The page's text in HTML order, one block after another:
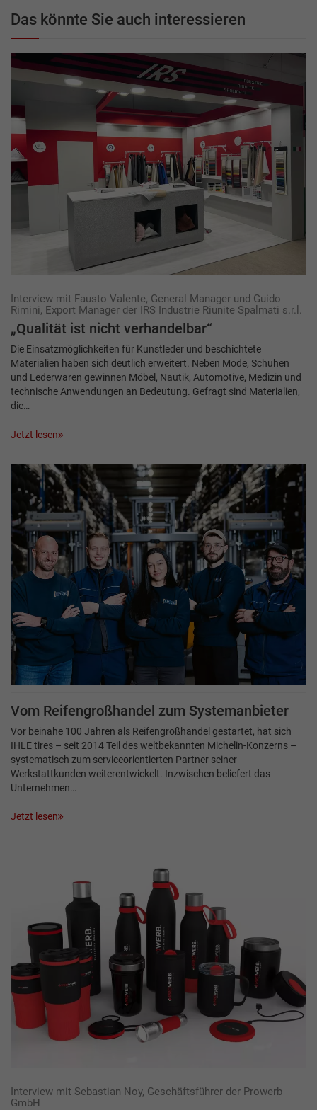
Das könnte Sie auch interessieren
Interview mit Fausto Valente, General Manager und Guido
Rimini, Export Manager der IRS Industrie Riunite Spalmati s.r.l.
„Qualität ist nicht verhandelbar“
Die Einsatzmöglichkeiten für Kunstleder und beschichtete
Materialien haben sich deutlich erweitert. Neben Mode, Schuhen
und Lederwaren gewinnen Möbel, Nautik, Automotive, Medizin und
technische Anwendungen an Bedeutung. Gefragt sind Materialien,
die…
Jetzt lesen
Vom Reifengroßhandel zum Systemanbieter
Vor beinahe 100 Jahren als Reifengroßhandel gestartet, hat sich
IHLE tires – seit 2014 Teil des weltbekannten Michelin-Konzerns –
systematisch zum serviceorientierten Partner seiner
Werkstattkunden weiterentwickelt. Inzwischen beliefert das
Unternehmen…
Jetzt lesen
Interview mit Sebastian Noy, Geschäftsführer der Prowerb
GmbH